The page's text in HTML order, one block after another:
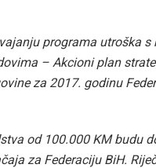
programa utroška s
– Akcioni plan
za 2017. godinu
od 100.000 KM budu
za Federaciju BiH.